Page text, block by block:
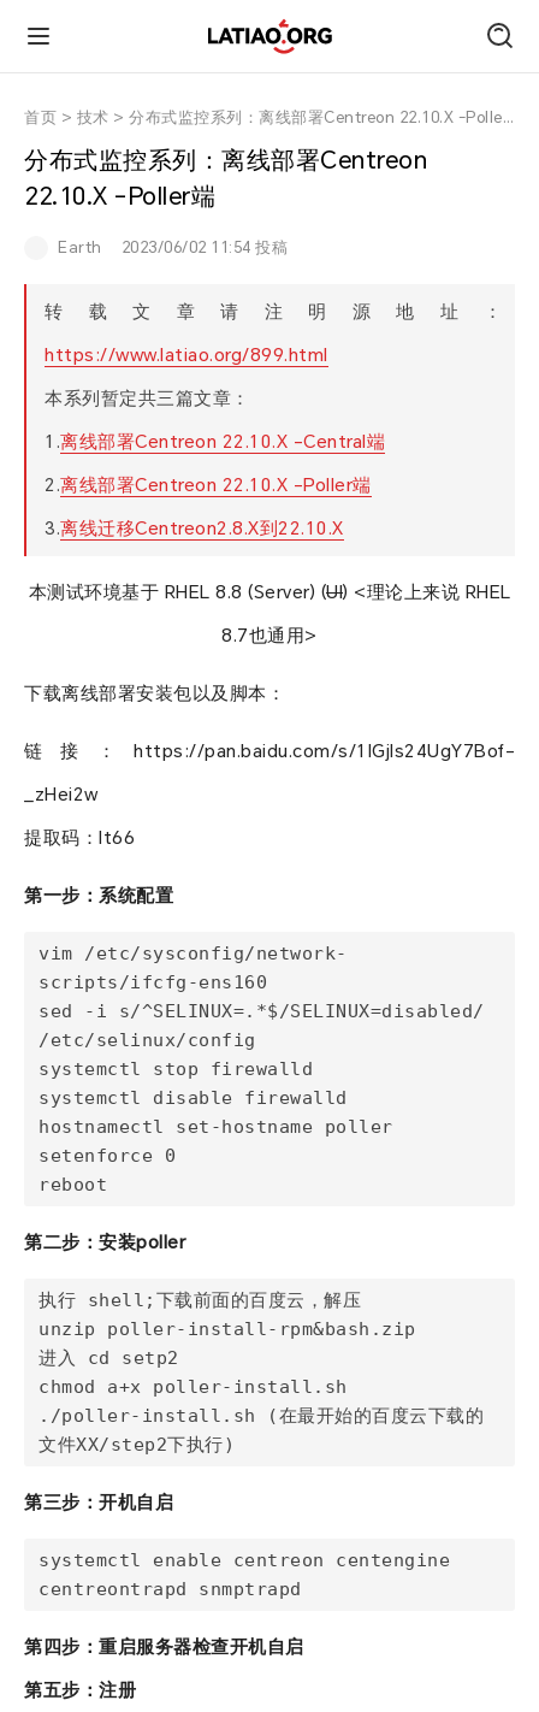
首页
朋友圈
技术
运动
跑遍中国
关于
首页 > 技术 > 分布式监控系列：离线部署Centreon 22.10.X -Poller端
分布式监控系列：离线部署Centreon
22.10.X -Poller端
Earth 2023/06/02 11:54 投稿
转载文章请注明源地址：
https://www.latiao.org/899.html
本系列暂定共三篇文章：
1.离线部署Centreon 22.10.X -Central端
2.离线部署Centreon 22.10.X -Poller端
3.离线迁移Centreon2.8.X到22.10.X
本测试环境基于 RHEL 8.8 (Server) (UI) <理论上来说 RHEL
8.7也通用>
下载离线部署安装包以及脚本：
链接：https://pan.baidu.com/s/1lGjIs24UgY7Bof-
_zHei2w
提取码：lt66
第一步：系统配置
vim /etc/sysconfig/network-
scripts/ifcfg-ens160
sed -i s/^SELINUX=.*$/SELINUX=disabled/
/etc/selinux/config
systemctl stop firewalld
systemctl disable firewalld
hostnamectl set-hostname poller
setenforce 0
reboot
第二步：安装poller
执行 shell;下载前面的百度云，解压
unzip poller-install-rpm&bash.zip
进入 cd setp2
chmod a+x poller-install.sh
./poller-install.sh (在最开始的百度云下载的
文件XX/step2下执行)
第三步：开机自启
systemctl enable centreon centengine
centreontrapd snmptrapd
第四步：重启服务器检查开机自启
第五步：注册